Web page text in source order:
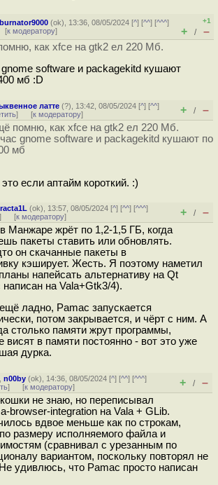
(ok), 13:36, 08/05/2024 [^] [^^] [^^^]
[к модератору]
+1
+ / –
как xfce на gtk2 ел 220 Мб.
software и packagekitd кушают
мб :D
латте (?), 13:42, 08/05/2024 [^] [^^]
] [к модератору] + / –
помню, как xfce на gtk2 ел 220 Мб.
gnome software и packagekitd кушают по
мб
это если аптайм короткий. :)
(ok), 13:57, 08/05/2024 [^] [^^] [^^^]
] [к модератору] + / –
Манжаре жрёт по 1,2-1,5 ГБ, когда
пакеты ставить или обновлять.
он скачанные пакеты в
кэширует. Жесть. Я поэтому наметил
напейсать альтернативу на Qt
написан на Vala+Gtk3/4).
ладно, Pamac запускается
потом закрывается, и чёрт с ним. А
столько памяти жрут программы,
висят в памяти постоянно - вот это уже
дурка.
,n00by (ok), 14:36, 08/05/2024 [^] [^^] [^^^]
] [к модератору] + / –
не знаю, но переписывал
browser-integration на Vala + GLib.
вдвое меньше как по строкам,
размеру исполняемого файла и
(сравнивал с урезанным по
вариантом, поскольку повторял не
удивлюсь, что Pamac просто написан